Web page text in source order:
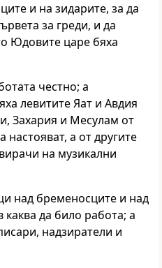
и на зидарите, за да
за греди, и да
Юдовите царе бяха
честно; а
левитите Яат и Авдия
Захария и Месулам от
настояват, а от другите
на музикални
над бременосците и над
каква да било работа; а
надзиратели и